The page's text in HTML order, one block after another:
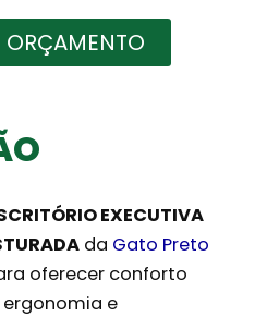
ORÇAMENTO
EXECUTIVA
da Gato Preto
oferecer conforto
ergonomia e